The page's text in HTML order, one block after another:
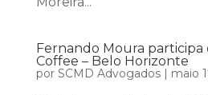
Fernando Moura participa
Coffee – Belo Horizonte
por SCMD Advogados| maio